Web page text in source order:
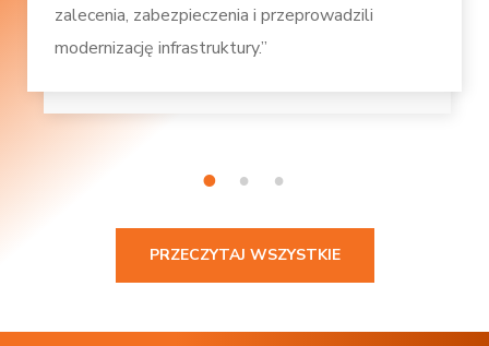
zalecenia, zabezpieczenia i przeprowadzili
modernizację infrastruktury.”
1 2 3
PRZECZYTAJ WSZYSTKIE